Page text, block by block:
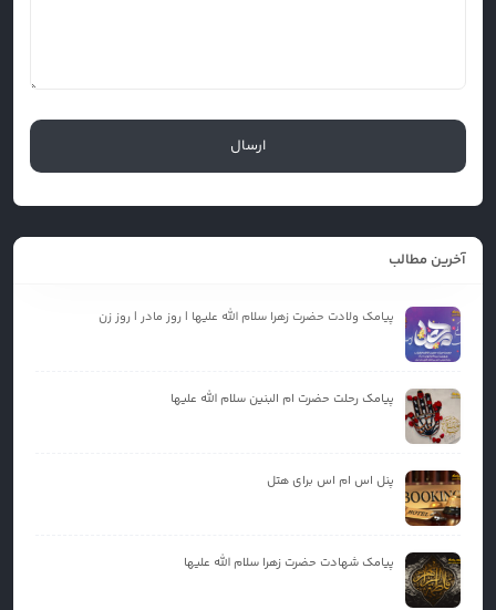
آخرین مطالب
پیامک ولادت حضرت زهرا سلام الله علیها | روز مادر | روز زن
پیامک رحلت حضرت ام البنین سلام الله علیها
پنل اس ام اس برای هتل
پیامک شهادت حضرت زهرا سلام الله علیها